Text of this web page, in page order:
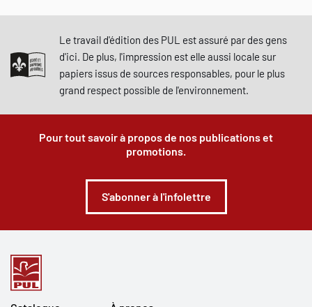
Le travail d'édition des PUL est assuré par des gens
d'ici. De plus, l'impression est elle aussi locale sur
papiers issus de sources responsables, pour le plus
grand respect possible de l'environnement.
Pour tout savoir à propos de nos publications et
promotions.
S'abonner à l'infolettre